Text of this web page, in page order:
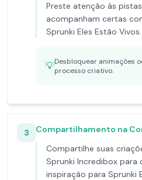
Preste atenção às
acompanham certas
Sprunki Eles Estão Vivos.
💡Desbloquear animações
processo criativo.
3
Compartilhamento na
Compartilhe suas
Sprunki Incredibox para
inspiração para Sprunki